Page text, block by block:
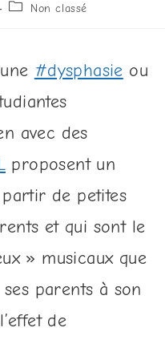
Non classé
#dysphasie ou
avec des
proposent un
de petites
et qui sont le
» musicaux que
parents à son
de